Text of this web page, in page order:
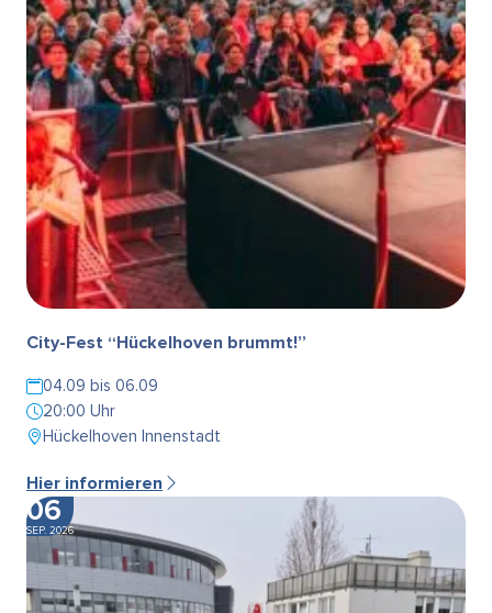
City-Fest “Hückelhoven brummt!”
04.09 bis 06.09
20:00 Uhr
Hückelhoven Innenstadt
Hier informieren
06
SEP. 2026